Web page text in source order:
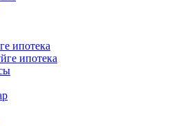
ипотека
ипотека